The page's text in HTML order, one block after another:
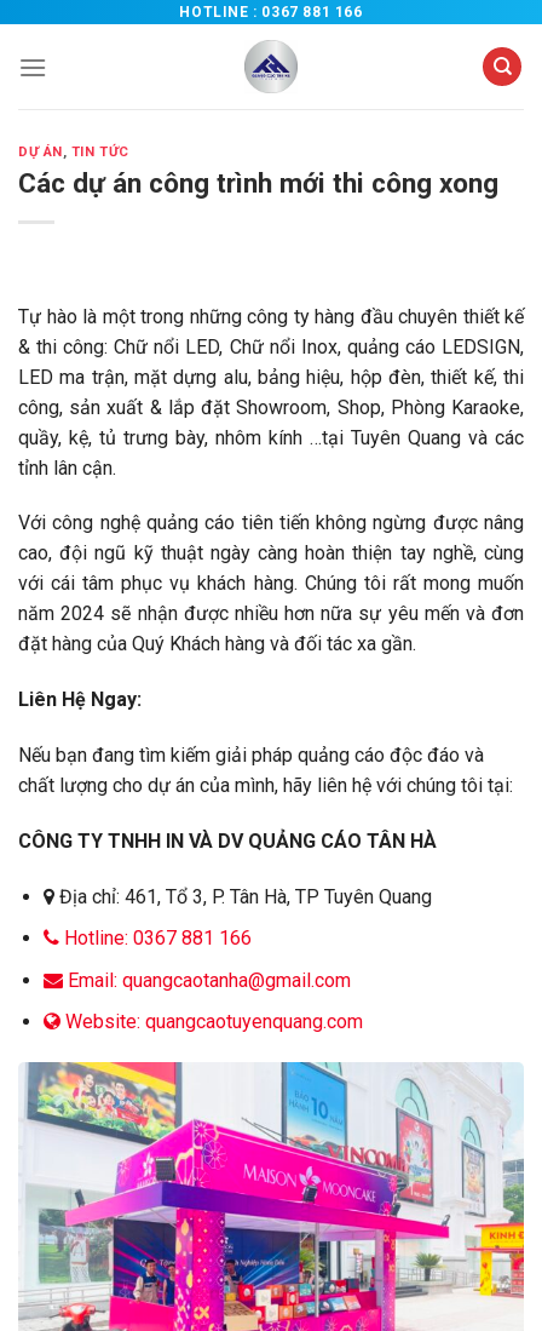
nội
HOTLINE : 0367 881 166
DỰ ÁN, TIN TỨC
Các dự án công trình mới thi công xong
Tự hào là một trong những công ty hàng đầu chuyên thiết kế
& thi công: Chữ nổi LED, Chữ nổi Inox, quảng cáo LEDSIGN,
LED ma trận, mặt dựng alu, bảng hiệu, hộp đèn, thiết kế, thi
công, sản xuất & lắp đặt Showroom, Shop, Phòng Karaoke,
quầy, kệ, tủ trưng bày, nhôm kính …tại Tuyên Quang và các
tỉnh lân cận.
Với công nghệ quảng cáo tiên tiến không ngừng được nâng
cao, đội ngũ kỹ thuật ngày càng hoàn thiện tay nghề, cùng
với cái tâm phục vụ khách hàng. Chúng tôi rất mong muốn
năm 2024 sẽ nhận được nhiều hơn nữa sự yêu mến và đơn
đặt hàng của Quý Khách hàng và đối tác xa gần.
Liên Hệ Ngay:
Nếu bạn đang tìm kiếm giải pháp quảng cáo độc đáo và
chất lượng cho dự án của mình, hãy liên hệ với chúng tôi tại:
CÔNG TY TNHH IN VÀ DV QUẢNG CÁO TÂN HÀ
Địa chỉ: 461, Tổ 3, P. Tân Hà, TP Tuyên Quang
Hotline: 0367 881 166
Email: quangcaotanha@gmail.com
Website: quangcaotuyenquang.com